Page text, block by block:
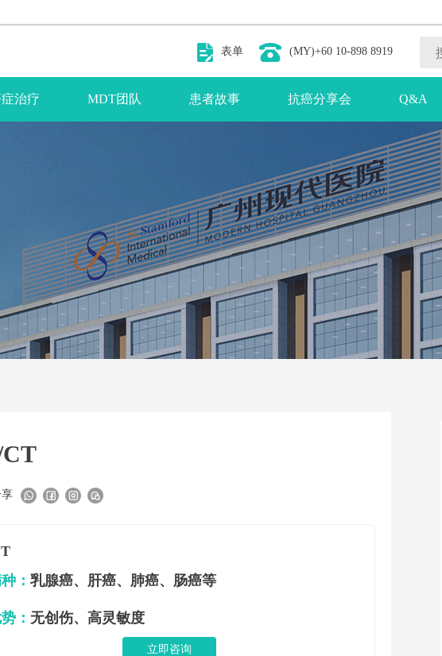
表单 (MY)+60 10-898 8919
治疗 MDT团队 患者故事 抗癌分享会 Q&A
： 乳腺癌、肝癌、肺癌、肠癌等
： 无创伤、高灵敏度
立即咨询